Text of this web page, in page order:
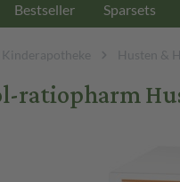
Bestseller Sparsets
Kinderapotheke Husten &
ratiopharm